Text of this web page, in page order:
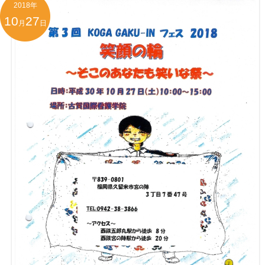
2018年
10 月 27 日